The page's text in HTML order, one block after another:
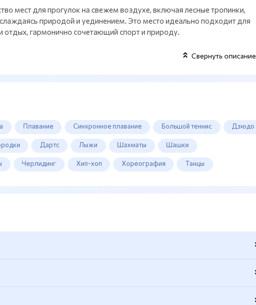
мест для прогулок на свежем воздухе, включая лесные тропинки,
природой и уединением. Это место идеально подходит для
отдых, гармонично сочетающий спорт и природу.
Свернуть описание
Плавание Синхронное плавание Большой теннис Дзюдо
Дартс Лыжи Шахматы Шашки
Черлидинг Хип-хоп Хореография Танцы